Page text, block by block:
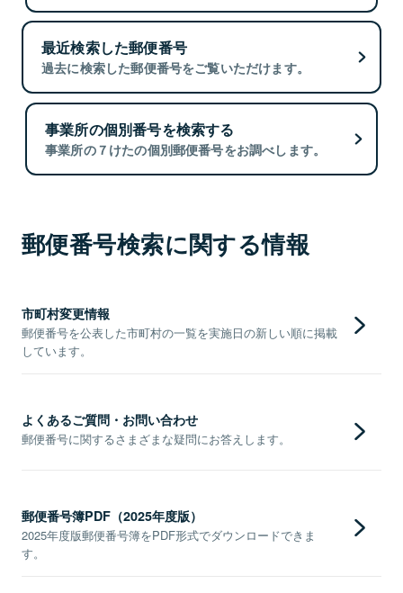
最近検索した郵便番号
過去に検索した郵便番号をご覧いただけます。
事業所の個別番号を検索する
事業所の７けたの個別郵便番号をお調べします。
郵便番号検索に関する情報
市町村変更情報
郵便番号を公表した市町村の一覧を実施日の新しい順に掲載
しています。
よくあるご質問・お問い合わせ
郵便番号に関するさまざまな疑問にお答えします。
郵便番号簿PDF（2025年度版）
2025年度版郵便番号簿をPDF形式でダウンロードできま
す。